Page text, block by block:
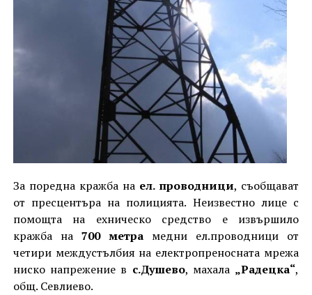
За поредна кражба на ел. проводници, съобщават
от пресцентъра на полицията. Неизвестно лице с
помощта на ехническо средство е извършило
кражба на 700 метрамедни ел.проводници от
четири междустълбия на електропреносната мрежа
ниско напрежение в с.Душево, махала „Радецка“,
общ. Севлиево.